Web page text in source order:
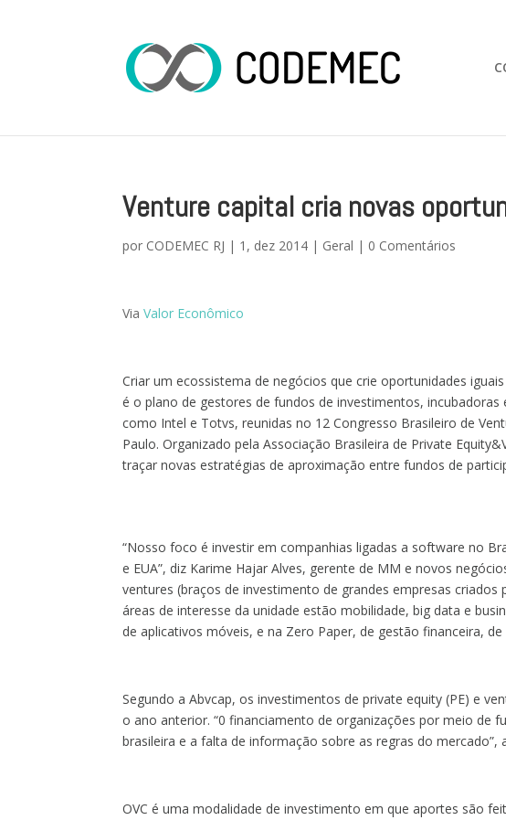
Venture capital cria novas
por CODEMEC RJ | 1, dez 2014 | Geral | 0 Comentários
ViaValor Econômico
Criar um ecossistema de negócios que crie oportunidades
é o plano de gestores de fundos de investimentos,
como Intel e Totvs, reunidas no 12 Congresso Brasileiro de
Paulo.Organizado pela Associação Brasileira de Private
traçar novas estratégias de aproximação entre fundos de
“Nosso foco é investir em companhias ligadas a software no
e EUA”, diz Karime Hajar Alves, gerente de MM e novos
ventures (braços de investimento de grandes empresas
áreas de interesse da unidade estão mobilidade, big data e
de aplicativos móveis, e na Zero Paper, de gestão financeira,
Segundo a Abvcap, os investimentos de private equity (PE) e
o ano anterior. “0 financiamento de organizações por meio de
brasileira e a falta de informação sobre as regras do mercado”,
OVC é uma modalidade de investimento em que aportes são